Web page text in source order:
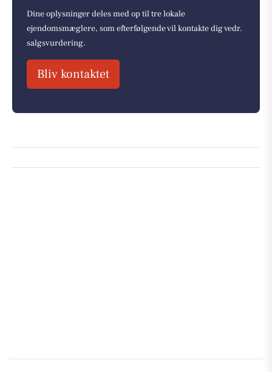
Dine oplysninger deles med op til tre lokale
ejendomsmæglere, som efterfølgende vil kontakte dig vedr.
salgsvurdering.
Bliv kontaktet